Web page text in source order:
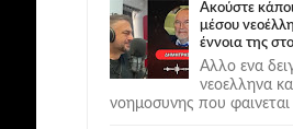
Ακούστε
μέσου
έννοια της
Αλλο ενα
νεοελληνα
νοημοσυνης που φαινεται